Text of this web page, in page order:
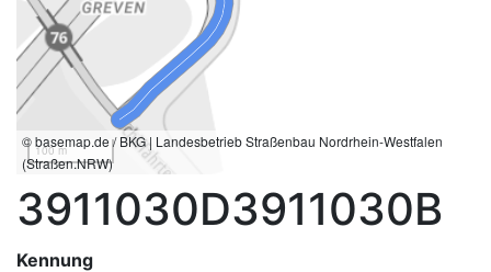
100 m
© basemap.de / BKG | Landesbetrieb Straßenbau Nordrhein-Westfalen
(Straßen.NRW)
3911030D3911030B
Kennung